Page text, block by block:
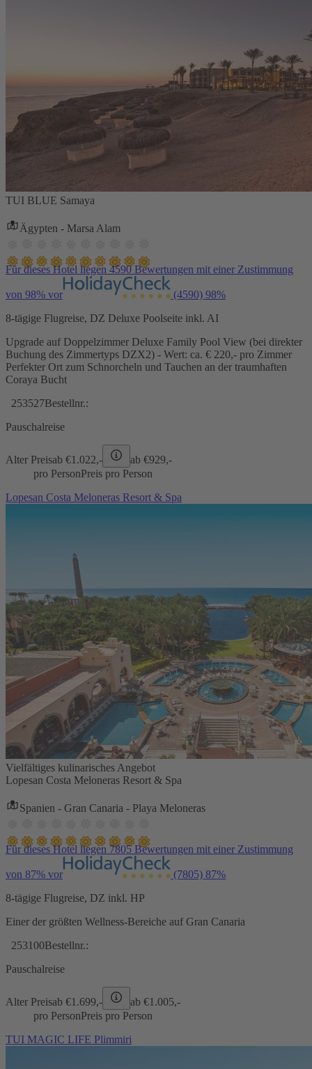
TUI BLUE Samaya
Ägypten - Marsa Alam
Für dieses Hotel liegen 4590 Bewertungen mit einer Zustimmung
von 98% vor (4590) 98%
8-tägige Flugreise, DZ Deluxe Poolseite inkl. AI
Upgrade auf Doppelzimmer Deluxe Family Pool View (bei direkter
Buchung des Zimmertyps DZX2) - Wert: ca. € 220,- pro Zimmer
Perfekter Ort zum Schnorcheln und Tauchen an der traumhaften
Coraya Bucht
253527Bestellnr.:
Pauschalreise
Alter Preisab €1.022,- ab €929,-
pro PersonPreis pro Person
Lopesan Costa Meloneras Resort & Spa
Vielfältiges kulinarisches Angebot
Lopesan Costa Meloneras Resort & Spa
Spanien - Gran Canaria - Playa Meloneras
Für dieses Hotel liegen 7805 Bewertungen mit einer Zustimmung
von 87% vor (7805) 87%
8-tägige Flugreise, DZ inkl. HP
Einer der größten Wellness-Bereiche auf Gran Canaria
253100Bestellnr.:
Pauschalreise
Alter Preisab €1.699,- ab €1.005,-
pro PersonPreis pro Person
TUI MAGIC LIFE Plimmiri